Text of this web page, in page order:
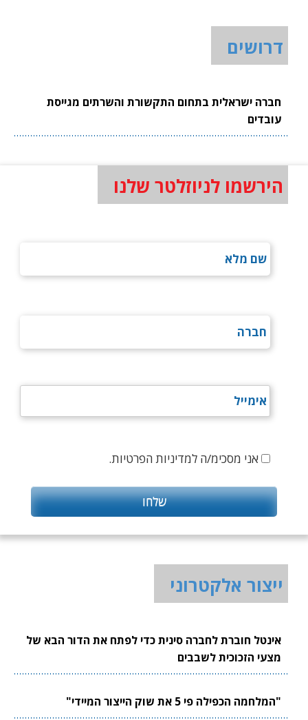
דרושים
חברה ישראלית בתחום התקשורת והשרתים מגייסת
עובדים
הירשמו לניוזלטר שלנו
אני מסכימ/ה למדיניות הפרטיות.
ייצור אלקטרוני
אינטל חוברת לחברה סינית כדי לפתח את הדור הבא של
מצעי הזכוכית לשבבים
"המלחמה הכפילה פי 5 את שוק הייצור המיידי"